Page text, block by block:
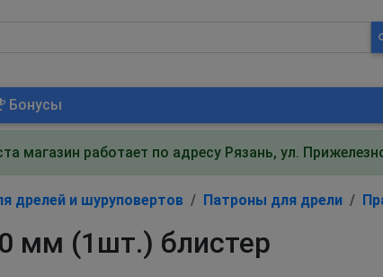
Бонусы
магазин работает по адресу Рязань, ул.
дрелей и шуруповертов Патроны для дрели
мм (1шт.) блистер